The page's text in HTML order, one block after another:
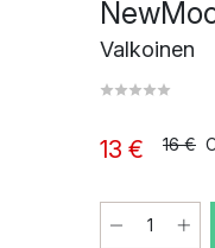
Valkoinen
13 € 16 €